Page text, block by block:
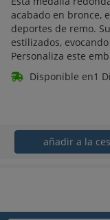
acabado en bronce,
deportes de remo.
estilizados,
Personaliza este
Disponible en1
añadir a la